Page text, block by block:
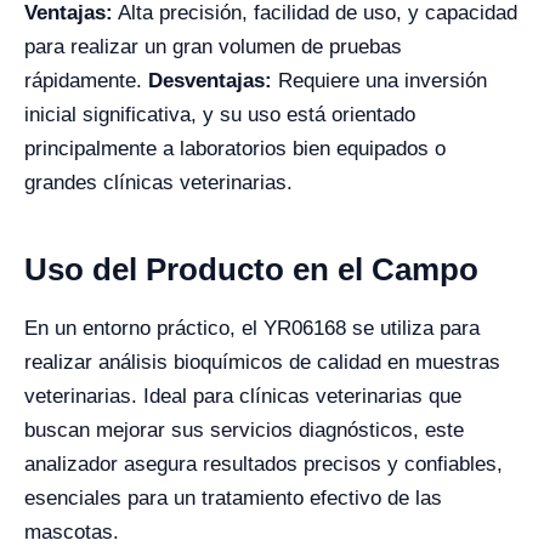
Ventajas: Alta precisión, facilidad de uso, y capacidad
para realizar un gran volumen de pruebas
rápidamente. Desventajas: Requiere una inversión
inicial significativa, y su uso está orientado
principalmente a laboratorios bien equipados o
grandes clínicas veterinarias.
Uso del Producto en el Campo
En un entorno práctico, el YR06168 se utiliza para
realizar análisis bioquímicos de calidad en muestras
veterinarias. Ideal para clínicas veterinarias que
buscan mejorar sus servicios diagnósticos, este
analizador asegura resultados precisos y confiables,
esenciales para un tratamiento efectivo de las
mascotas.